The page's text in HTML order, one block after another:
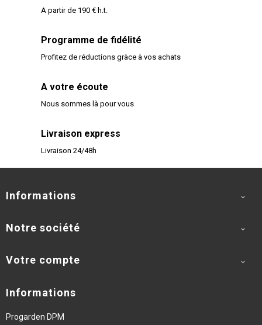
A partir de 190 € h.t.
Programme de fidélité
Profitez de réductions gràce à vos achats
A votre écoute
Nous sommes là pour vous
Livraison express
Livraison 24/48h
Informations 
Notre société 
Votre compte 
Informations
Progarden DPM